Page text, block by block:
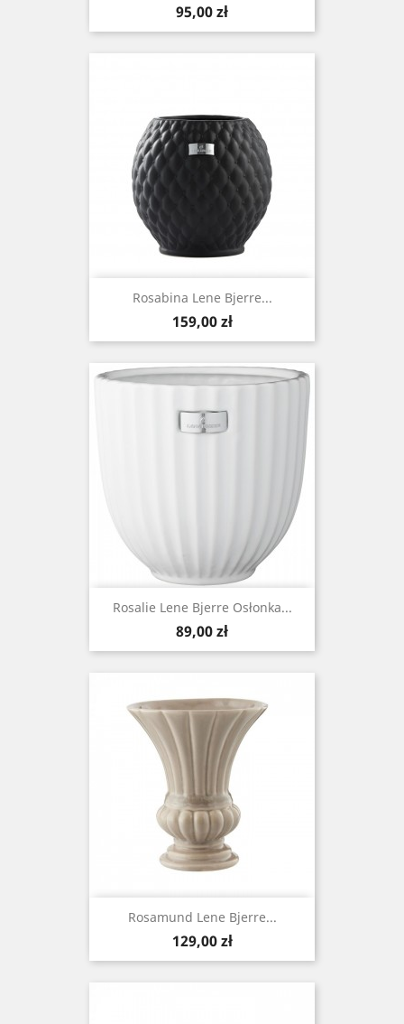
Cena
95,00 zł
Rosabina Lene Bjerre...
Cena
159,00 zł
Rosalie Lene Bjerre Osłonka...
Cena
89,00 zł
Rosamund Lene Bjerre...
Cena
129,00 zł